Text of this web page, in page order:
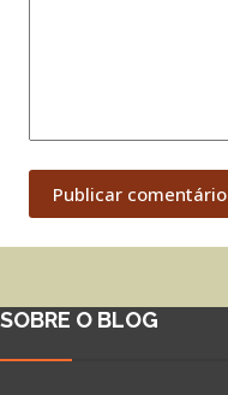
Publicar comentário
SOBRE O BLOG